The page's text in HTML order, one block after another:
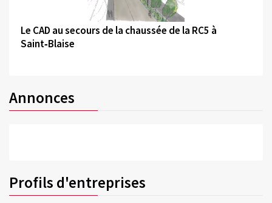
©
Le CAD au secours de la chaussée de la RC5 à
Saint‑Blaise
Annonces
Profils d'entreprises